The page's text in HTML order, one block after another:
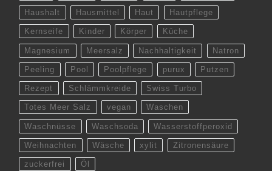
Haushalt Hausmittel Haut Hautpflege
Kernseife Kinder Körper Küche
Magnesium Meersalz Nachhaltigkeit Natron
Peeling Pool Poolpflege purux Putzen
Rezept Schlämmkreide Swiss Turbo
Totes Meer Salz vegan Waschen
Waschnüsse Waschsoda Wasserstoffperoxid
Weihnachten Wäsche xylit Zitronensäure
zuckerfrei Öl